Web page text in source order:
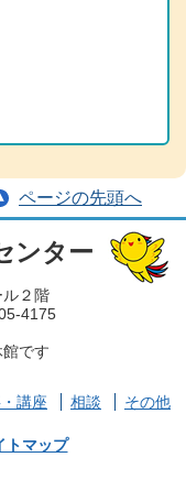
受験案内を掲載しまし
公開収録は都合により
の受験案内を掲載しま
ーが開催され、手話・
ります。ぜひ、足を運
掲載しました。
ページの先頭へ
ンター
２階
4175
です
講座 相談 その他
トマップ